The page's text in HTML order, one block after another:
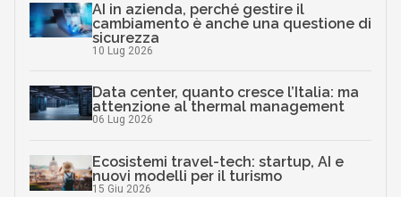
AI in azienda, perché gestire il
cambiamento è anche una questione di
sicurezza
10 Lug 2026
Data center, quanto cresce l’Italia: ma
attenzione al thermal management
06 Lug 2026
Ecosistemi travel-tech: startup, AI e
nuovi modelli per il turismo
15 Giu 2026